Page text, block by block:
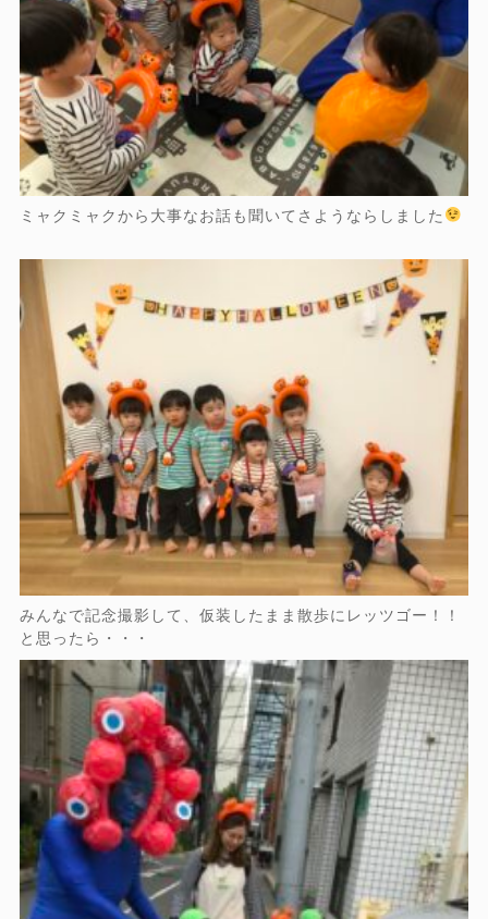
ミャクミャクから大事なお話も聞いてさようならしました
みんなで記念撮影して、仮装したまま散歩にレッツゴー！！
と思ったら・・・